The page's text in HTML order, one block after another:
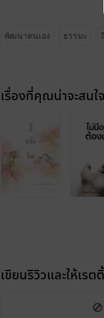
พัฒนาตนเอง ธรรมะ
เรื่องที่คุณน่าจะสนใจ
เขียนรีวิวและให้เรต